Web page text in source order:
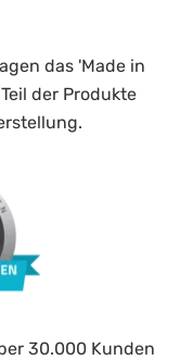
das 'Made in
der Produkte
30.000 Kunden